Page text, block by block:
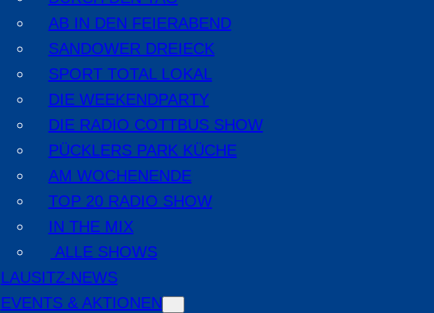
AB IN DEN FEIERABEND
SANDOWER DREIECK
SPORT TOTAL LOKAL
DIE WEEKENDPARTY
DIE RADIO COTTBUS SHOW
PÜCKLERS PARK KÜCHE
AM WOCHENENDE
TOP 20 RADIO SHOW
IN THE MIX
ALLE SHOWS
LAUSITZ-NEWS
EVENTS & AKTIONEN